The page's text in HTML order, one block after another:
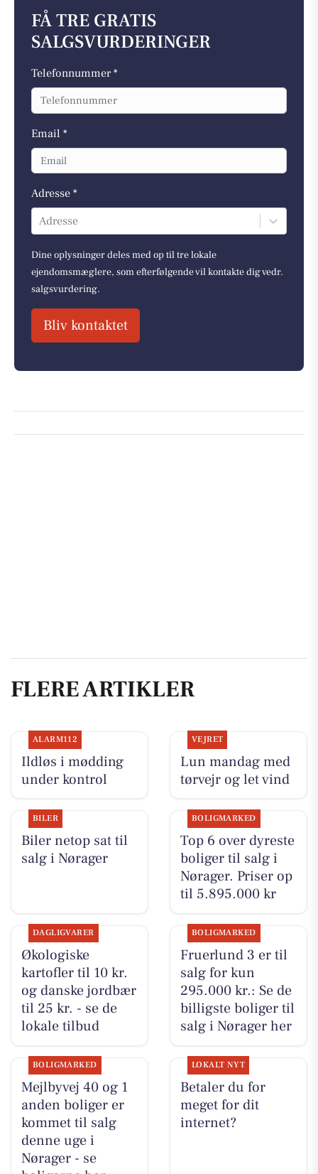
FÅ TRE GRATIS
SALGSVURDERINGER
Telefonnummer *
Email *
Adresse *
Adresse
Dine oplysninger deles med op til tre lokale
ejendomsmæglere, som efterfølgende vil kontakte dig vedr.
salgsvurdering.
Bliv kontaktet
FLERE ARTIKLER
ALARM112
Ildløs i mødding
under kontrol
VEJRET
Lun mandag med
tørvejr og let vind
BILER
Biler netop sat til
salg i Nørager
BOLIGMARKED
Top 6 over dyreste
boliger til salg i
Nørager. Priser op
til 5.895.000 kr
DAGLIGVARER
Økologiske
kartofler til 10 kr.
og danske jordbær
til 25 kr. - se de
lokale tilbud
BOLIGMARKED
Fruerlund 3 er til
salg for kun
295.000 kr.: Se de
billigste boliger til
salg i Nørager her
BOLIGMARKED
Mejlbyvej 40 og 1
anden boliger er
kommet til salg
denne uge i
Nørager - se
LOKALT NYT
Betaler du for
meget for dit
internet?